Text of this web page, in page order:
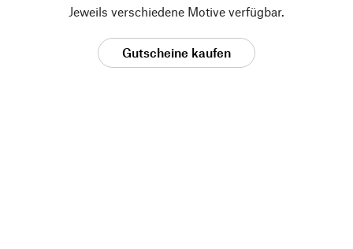
Jeweils verschiedene Motive verfügbar.
Gutscheine kaufen